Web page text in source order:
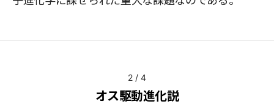
2 / 4
オス駆動進化説